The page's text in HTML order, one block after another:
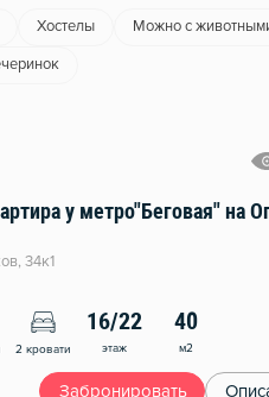
Хостелы Можно с
34к1
2 кровати
16/22
этаж
40
м2
Забронировать